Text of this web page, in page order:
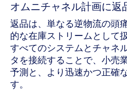
オムニチャネル計画に返
返品は、単なる逆物流の頭
的な在庫ストリームとして
すべてのシステムとチャネ
タを接続することで、小売
予測と、より迅速かつ正確
す。